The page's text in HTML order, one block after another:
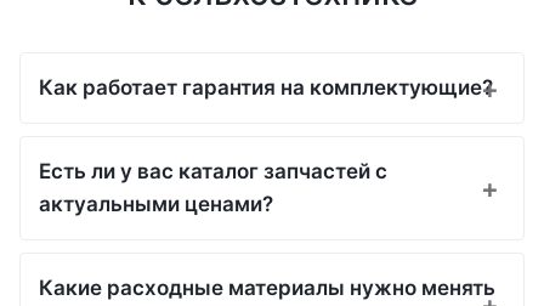
Как работает гарантия на комплектующие?
Есть ли у вас каталог запчастей с
актуальными ценами?
Какие расходные материалы нужно менять